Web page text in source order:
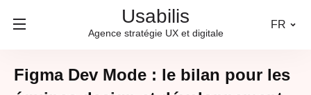
Usabilis
Agence stratégie UX et digitale
FR
Figma Dev Mode : le bilan pour les